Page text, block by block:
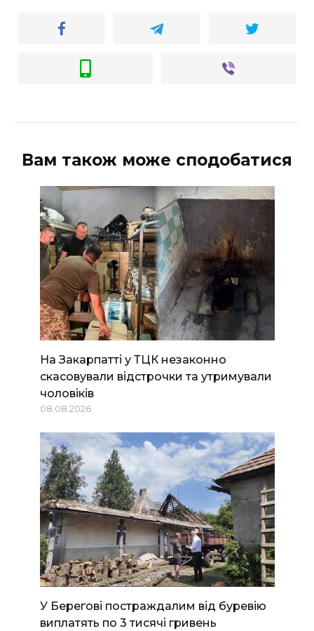
Вам також може сподобатися
На Закарпатті у ТЦК незаконно
скасовували відстрочки та утримували
чоловіків
08.08.2026
У Берегові постраждалим від буревію
виплатять по 3 тисячі гривень